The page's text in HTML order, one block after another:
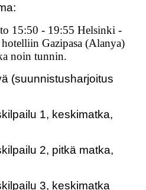
15:50 - 19:55 Helsinki -
Gazipasa (Alanya)
noin tunnin.
(suunnistusharjoitus
1, keskimatka,
2, pitkä matka,
3, keskimatka